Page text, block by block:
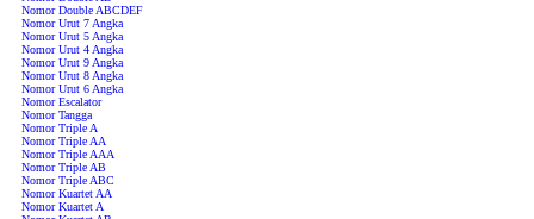
Nomor Double ABCDEF
Nomor Urut 7 Angka
Nomor Urut 5 Angka
Nomor Urut 4 Angka
Nomor Urut 9 Angka
Nomor Urut 8 Angka
Nomor Urut 6 Angka
Nomor Escalator
Nomor Tangga
Nomor Triple A
Nomor Triple AA
Nomor Triple AAA
Nomor Triple AB
Nomor Triple ABC
Nomor Kuartet AA
Nomor Kuartet A